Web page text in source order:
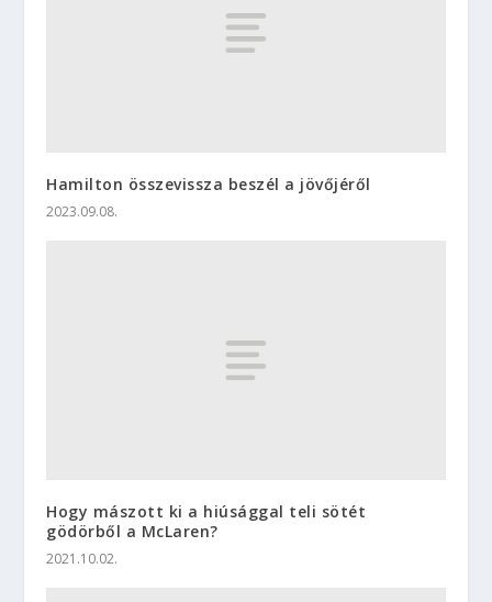
Hamilton összevissza beszél a jövőjéről
2023.09.08.
Hogy mászott ki a hiúsággal teli sötét
gödörből a McLaren?
2021.10.02.